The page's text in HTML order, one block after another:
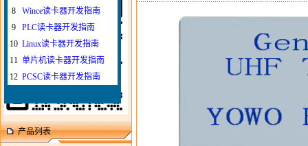
产品列表
8
Wince读卡器开发指南
9
PLC读卡器开发指南
10 Linux读卡器开发指南
11 单片机读卡器开发指南
12 PCSC读卡器开发指南